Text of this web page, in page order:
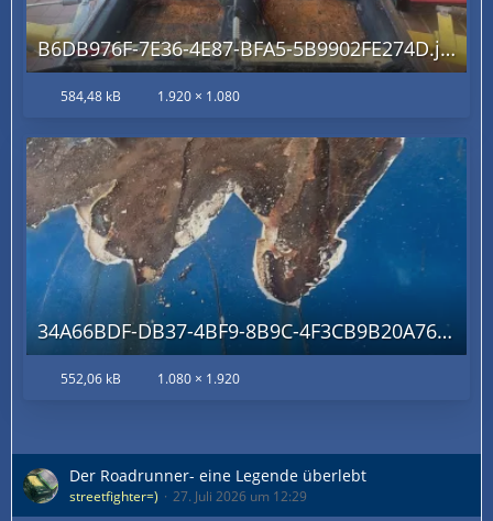
B6DB976F-7E36-4E87-BFA5-5B9902FE274D.jpg
584,48 kB 1.920 × 1.080
34A66BDF-DB37-4BF9-8B9C-4F3CB9B20A76.jpg
552,06 kB 1.080 × 1.920
Der Roadrunner- eine Legende überlebt
streetfighter=) 27. Juli 2026 um 12:29